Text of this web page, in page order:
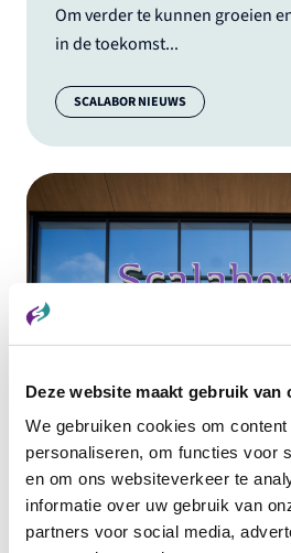
Deze website maakt gebruik van
We gebruiken cookies om
personaliseren, om functies voor
en om ons websiteverkeer te
informatie over uw gebruik van
partners voor social media,
Om verder te kunnen groeien
in de toekomst...
Categorie:
SCALABOR NIEUWS